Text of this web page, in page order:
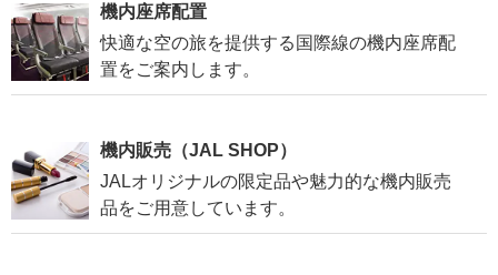
機内座席配置
快適な空の旅を提供する国際線の機内座席配
置をご案内します。
機内販売（JAL SHOP）
JALオリジナルの限定品や魅力的な機内販売
品をご用意しています。